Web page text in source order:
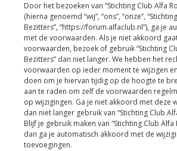
Door het bezoeken van “Stichting Club Alfa
(hierna genoemd “wij”, “ons”, “onze”,
Bezitters”, “https://forum.alfaclub.nl”), ga je
met de voorwaarden. Als je niet akkoord
voorwaarden, bezoek of gebruik “Stichting
Bezitters” dan niet langer. We hebben het
voorwaarden op ieder moment te wijzigen
doen om je hiervan tijdig op de hoogte te
aan te raden om zelf de voorwaarden
op wijzigingen. Ga je niet akkoord met deze
dan niet langer gebruik van “Stichting Club
Blijf je gebruik maken van “Stichting Club Alfa
dan ga je automatisch akkoord met de
toevoegingen.